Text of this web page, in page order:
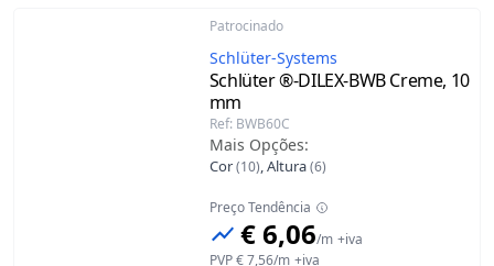
Patrocinado
Schlüter-Systems
Schlüter ®-DILEX-BWBCreme, 10
mm
Ref: BWB60C
Mais Opções:
Cor(10),Altura(6)
Preço Tendência
€ 6,06/m +iva
PVP€ 7,56/m +iva